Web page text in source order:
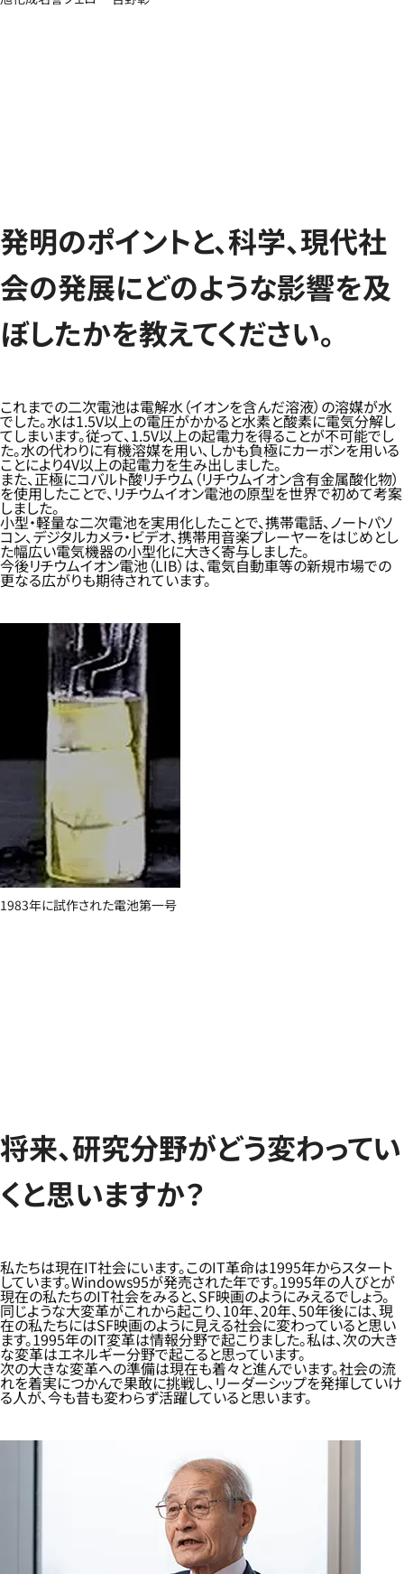
発明のポイントと、科学、現代社
会の発展にどのような影響を及
ぼしたかを教えてください。
これまでの二次電池は電解水（イオンを含んだ溶液）の溶媒が水
でした。水は1.5V以上の電圧がかかると水素と酸素に電気分解し
てしまいます。従って、1.5V以上の起電力を得ることが不可能でし
た。水の代わりに有機溶媒を用い、しかも負極にカーボンを用いる
ことにより4V以上の起電力を生み出しました。
また、正極にコバルト酸リチウム（リチウムイオン含有金属酸化物）
を使用したことで、リチウムイオン電池の原型を世界で初めて考案
しました。
小型・軽量な二次電池を実用化したことで、携帯電話、ノートパソ
コン、デジタルカメラ・ビデオ、携帯用音楽プレーヤーをはじめとし
た幅広い電気機器の小型化に大きく寄与しました。
今後リチウムイオン電池（LIB）は、電気自動車等の新規市場での
更なる広がりも期待されています。
1983年に試作された電池第一号
将来、研究分野がどう変わってい
くと思いますか？
私たちは現在IT社会にいます。このIT革命は1995年からスタート
しています。Windows95が発売された年です。1995年の人びとが
現在の私たちのIT社会をみると、SF映画のようにみえるでしょう。
同じような大変革がこれから起こり、10年、20年、50年後には、現
在の私たちにはSF映画のように見える社会に変わっていると思い
ます。1995年のIT変革は情報分野で起こりました。私は、次の大き
な変革はエネルギー分野で起こると思っています。
次の大きな変革への準備は現在も着々と進んでいます。社会の流
れを着実につかんで果敢に挑戦し、リーダーシップを発揮していけ
る人が、今も昔も変わらず活躍していると思います。